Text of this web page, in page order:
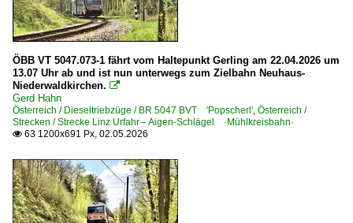
ÖBB VT 5047.073-1 fährt vom Haltepunkt Gerling am 22.04.2026 um
13.07 Uhr ab und ist nun unterwegs zum Zielbahn Neuhaus-
Niederwaldkirchen. 
Gerd Hahn
Österreich / Dieseltriebzüge / BR 5047 BVT 'Popscherl' Österreich /
Strecken / Strecke Linz Urfahr – Aigen-Schlägel ·Mühlkreisbahn·
 63 1200x691 Px, 02.05.2026